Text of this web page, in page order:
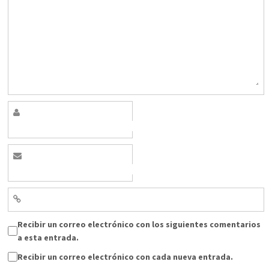
Recibir un correo electrónico con los siguientes comentarios
a esta entrada.
Recibir un correo electrónico con cada nueva entrada.